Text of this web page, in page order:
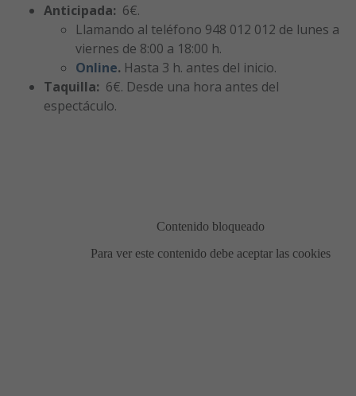
Anticipada: 6€.
Llamando al teléfono 948 012 012 de lunes a
viernes de 8:00 a 18:00 h.
Online. Hasta 3 h. antes del inicio.
Taquilla: 6€. Desde una hora antes del
espectáculo.